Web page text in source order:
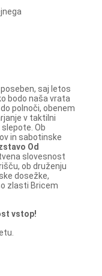
saj letos
bodo naša vrata
polnoči, obenem
v taktilni
Ob
in sabotinske
Od
slovesnost
ob druženju
dosežke,
zlasti Bricem
vstop!